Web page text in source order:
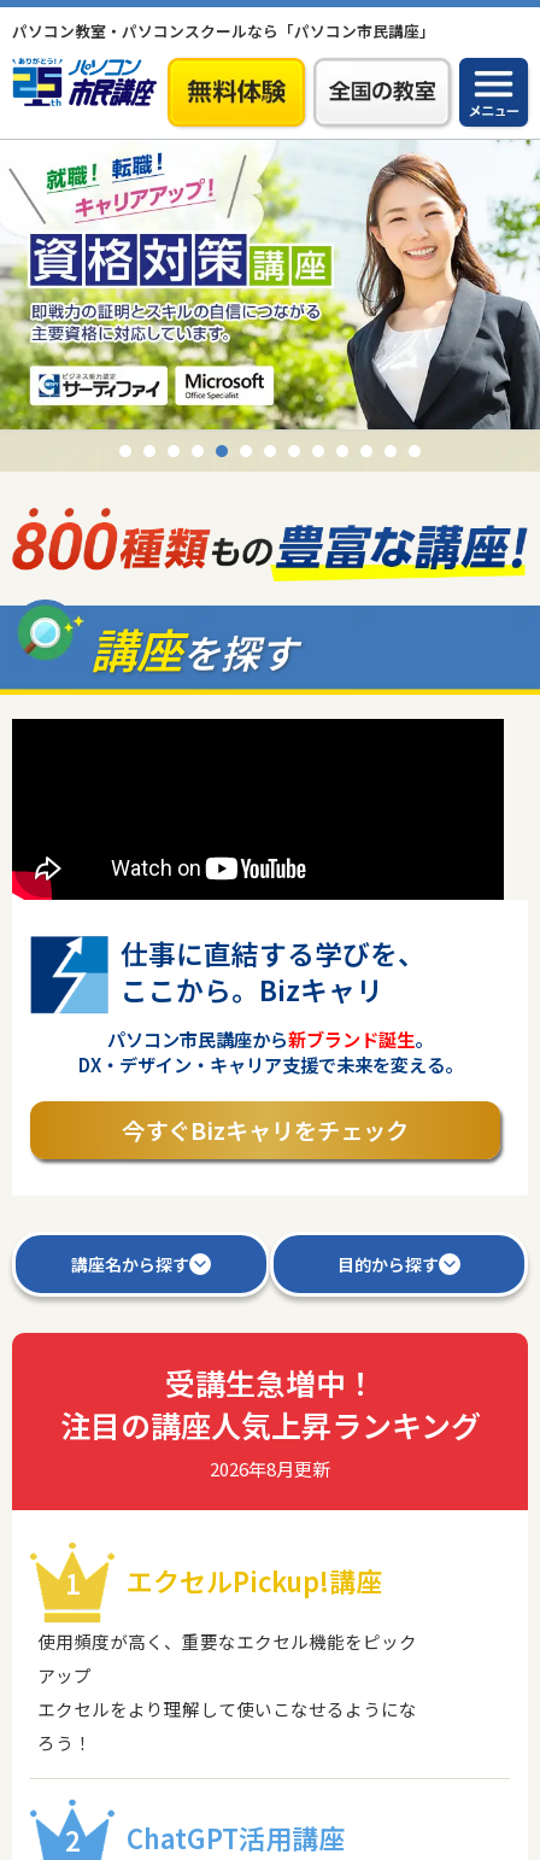
パソコン教室・パソコンスクールなら「パソコン市民講座」
講座を探す
仕事に直結する学びを、
ここから。Bizキャリ
パソコン市民講座から新ブランド誕生。
DX・デザイン・キャリア支援で未来を変える。
今すぐBizキャリをチェック
講座名から探す 目的から探す
受講生急増中！
注目の講座人気上昇ランキング
2026年8月更新
1 エクセルPickup!講座
使用頻度が高く、重要なエクセル機能をピック
アップ
エクセルをより理解して使いこなせるようにな
ろう！
2 ChatGPT活用講座